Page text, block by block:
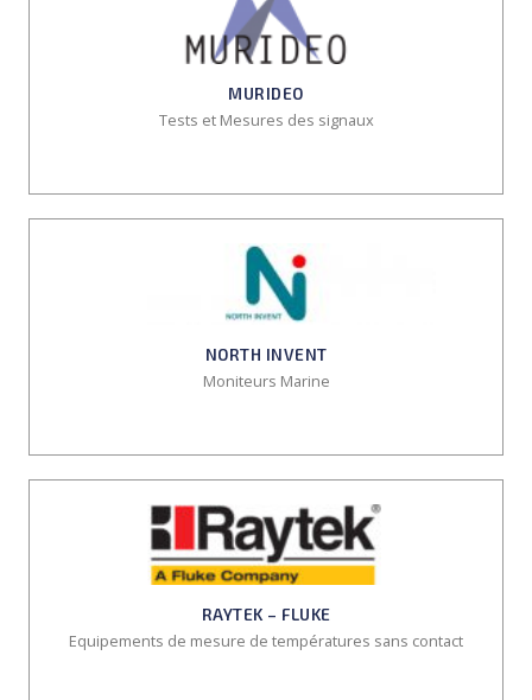
MURIDEO
Tests et Mesures des signaux
NORTH INVENT
Moniteurs Marine
RAYTEK – FLUKE
Equipements de mesure de températures sans contact